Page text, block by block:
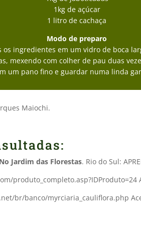
1kg de açúcar
1 litro de cachaça
Modo de preparo
os ingredientes em um vidro de boca
mexendo com colher de pau duas
um pano fino e guardar numa linda
Maiochi.
No Jardim das Florestas. Rio do Sul:
produto_completo.asp?IDProduto=24
br/banco/myrciaria_cauliflora.php